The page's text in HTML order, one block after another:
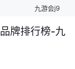
九游会j9
牌排行榜-九